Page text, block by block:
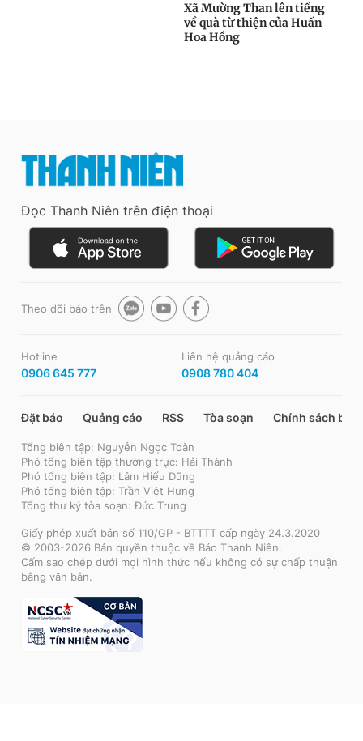
Đọc Thanh Niên trên điện thoại
Theo dõi báo trên
Hotline
0906 645 777
Liên hệ quảng cáo
0908 780 404
Đặt báo Quảng cáo RSS Tòa soạn Chính sách bảo
Tổng biên tập: Nguyễn Ngọc Toàn
Phó tổng biên tập thường trực: Hải Thành
Phó tổng biên tập: Lâm Hiếu Dũng
Phó tổng biên tập: Trần Việt Hưng
Tổng thư ký tòa soạn: Đức Trung
Giấy phép xuất bản số 110/GP - BTTTT cấp ngày 24.3.2020
© 2003-2026 Bản quyền thuộc về Báo Thanh Niên.
Cấm sao chép dưới mọi hình thức nếu không có sự chấp thuận
bằng văn bản.